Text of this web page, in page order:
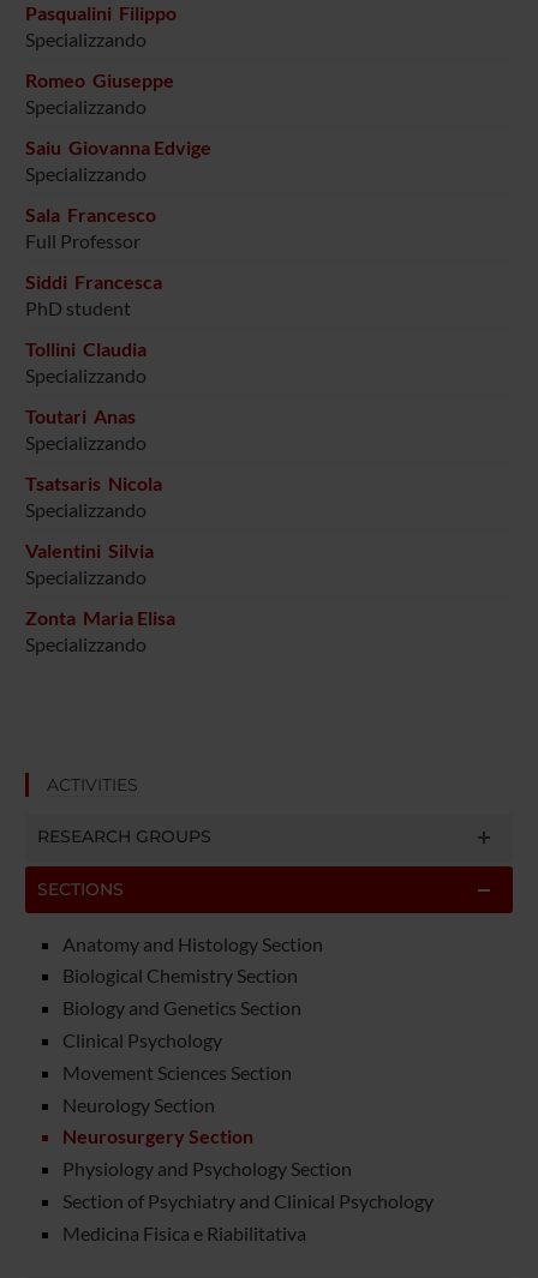
Pasqualini Filippo
Specializzando
Romeo Giuseppe
Specializzando
Saiu Giovanna Edvige
Specializzando
Sala Francesco
Full Professor
Siddi Francesca
PhD student
Tollini Claudia
Specializzando
Toutari Anas
Specializzando
Tsatsaris Nicola
Specializzando
Valentini Silvia
Specializzando
Zonta Maria Elisa
Specializzando
ACTIVITIES
RESEARCH GROUPS
SECTIONS
Anatomy and Histology Section
Biological Chemistry Section
Biology and Genetics Section
Clinical Psychology
Movement Sciences Section
Neurology Section
Neurosurgery Section
Physiology and Psychology Section
Section of Psychiatry and Clinical Psychology
Medicina Fisica e Riabilitativa